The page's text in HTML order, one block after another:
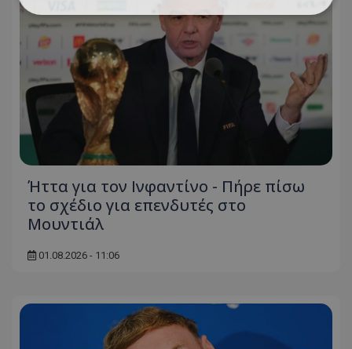
Ήττα για τον Ινφαντίνο - Πήρε πίσω
το σχέδιο για επενδυτές στο
Μουντιάλ
01.08.2026 - 11:06